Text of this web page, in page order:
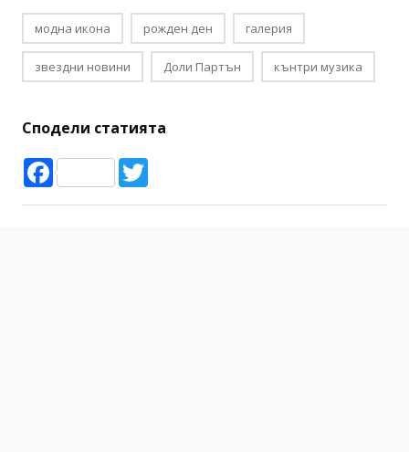
модна икона рожден ден галерия
звездни новини Доли Партън кънтри музика
Сподели статията
Facebook